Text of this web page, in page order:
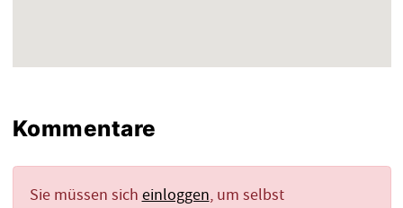
Kommentare
Sie müssen sich einloggen, um selbst